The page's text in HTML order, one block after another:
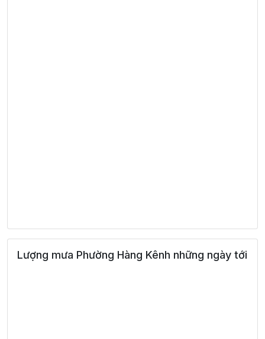
Lượng mưa Phường Hàng Kênh những ngày tới